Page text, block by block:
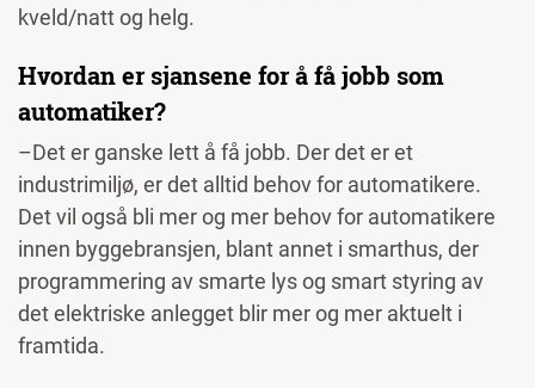
kveld/natt og helg.
Hvordan er sjansene for å få jobb som
automatiker?
–Det er ganske lett å få jobb. Der det er et
industrimiljø, er det alltid behov for automatikere.
Det vil også bli mer og mer behov for automatikere
innen byggebransjen, blant annet i smarthus, der
programmering av smarte lys og smart styring av
det elektriske anlegget blir mer og mer aktuelt i
framtida.